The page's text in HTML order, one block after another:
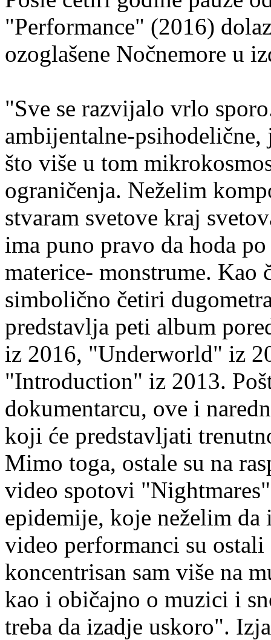
"Performance" (2016)
ozoglašene Nočnemore u
"Sve se razvijalo vrlo
ambijentalne-psihodelične,
što više u tom
ograničenja. Neželim
stvaram svetove kraj
ima puno pravo da hoda
materice- monstrume. Kao
simbolično četiri
predstavlja peti album
iz 2016, "Underworld" iz
"Introduction" iz 2013.
dokumentarcu, ove i
koji će predstavljati
Mimo toga, ostale su na
video spotovi
epidemije, koje neželim
video performanci su
koncentrisan sam više na
kao i običajno o muzici i
treba da izadje uskoro".